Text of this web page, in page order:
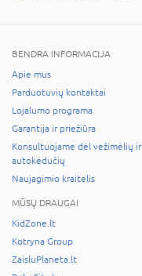
BENDRA INFORMACIJA
Apie mus
Parduotuvių kontaktai
Lojalumo programa
Garantija ir priežiūra
Konsultuojame dėl vežimėlių ir
autokėdučių
Naujagimio kraitelis
MŪSŲ DRAUGAI
KidZone.lt
Kotryna Group
ZaisluPlaneta.lt